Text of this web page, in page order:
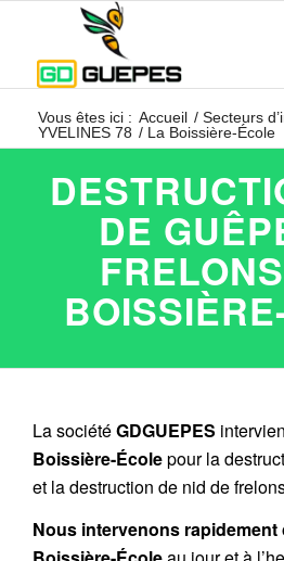
Vous êtes ici : Accueil / Secteurs
YVELINES 78 / La Boissière-École
DE
La sociétéGDGUEPES
Boissière-Écolepour la
et la destruction de nid de
Nous intervenons rapidement